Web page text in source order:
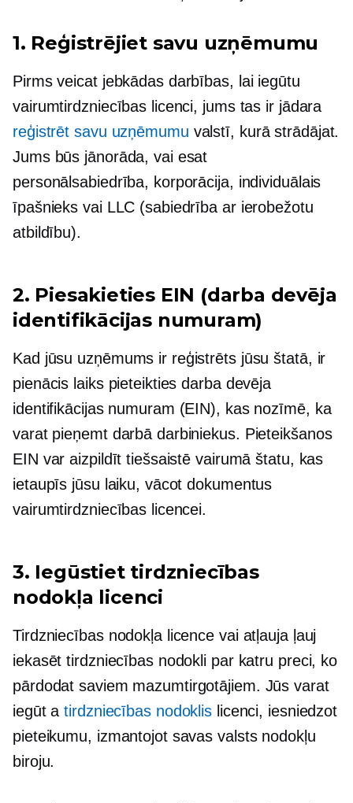
1. Reģistrējiet savu uzņēmumu
Pirms veicat jebkādas darbības, lai iegūtu
vairumtirdzniecības licenci, jums tas ir jādara
reģistrēt savu uzņēmumu valstī, kurā strādājat.
Jums būs jānorāda, vai esat
personālsabiedrība, korporācija, individuālais
īpašnieks vai LLC (sabiedrība ar ierobežotu
atbildību).
2. Piesakieties EIN (darba devēja
identifikācijas numuram)
Kad jūsu uzņēmums ir reģistrēts jūsu štatā, ir
pienācis laiks pieteikties darba devēja
identifikācijas numuram (EIN), kas nozīmē, ka
varat pieņemt darbā darbiniekus. Pieteikšanos
EIN var aizpildīt tiešsaistē vairumā štatu, kas
ietaupīs jūsu laiku, vācot dokumentus
vairumtirdzniecības licencei.
3. Iegūstiet tirdzniecības
nodokļa licenci
Tirdzniecības nodokļa licence vai atļauja ļauj
iekasēt tirdzniecības nodokli par katru preci, ko
pārdodat saviem mazumtirgotājiem. Jūs varat
iegūt atirdzniecības nodoklis licenci, iesniedzot
pieteikumu, izmantojot savas valsts nodokļu
biroju.